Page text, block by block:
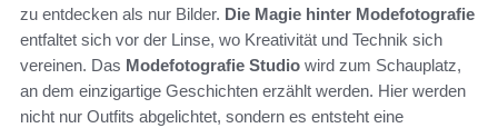
zu entdecken als nur Bilder. Die Magie hinter Modefotografie
entfaltet sich vor der Linse, wo Kreativität und Technik sich
vereinen. Das Modefotografie Studio wird zum Schauplatz,
an dem einzigartige Geschichten erzählt werden. Hier werden
nicht nur Outfits abgelichtet, sondern es entsteht eine